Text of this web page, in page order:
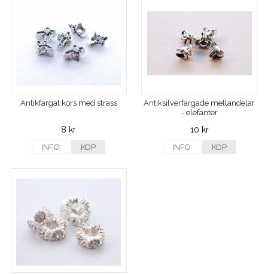
Antikfärgat kors med strass
8 kr
INFO KÖP
Antiksilverfärgade mellandelar
- elefanter
10 kr
INFO KÖP